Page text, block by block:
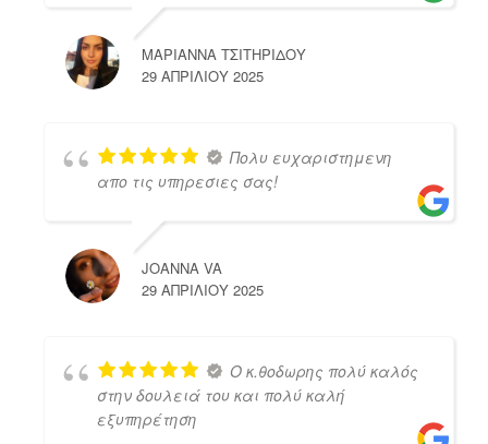
ΜΑΡΙΑΝΝΑ ΤΣΙΤΗΡΙΔΟΥ
29 ΑΠΡΙΛΊΟΥ 2025
Πολυ ευχαριστημενη
απο τις υπηρεσιες σας!
JOANNA VA
29 ΑΠΡΙΛΊΟΥ 2025
Ο κ.θοδωρης πολύ καλός
στην δουλειά του και πολύ καλή
εξυπηρέτηση